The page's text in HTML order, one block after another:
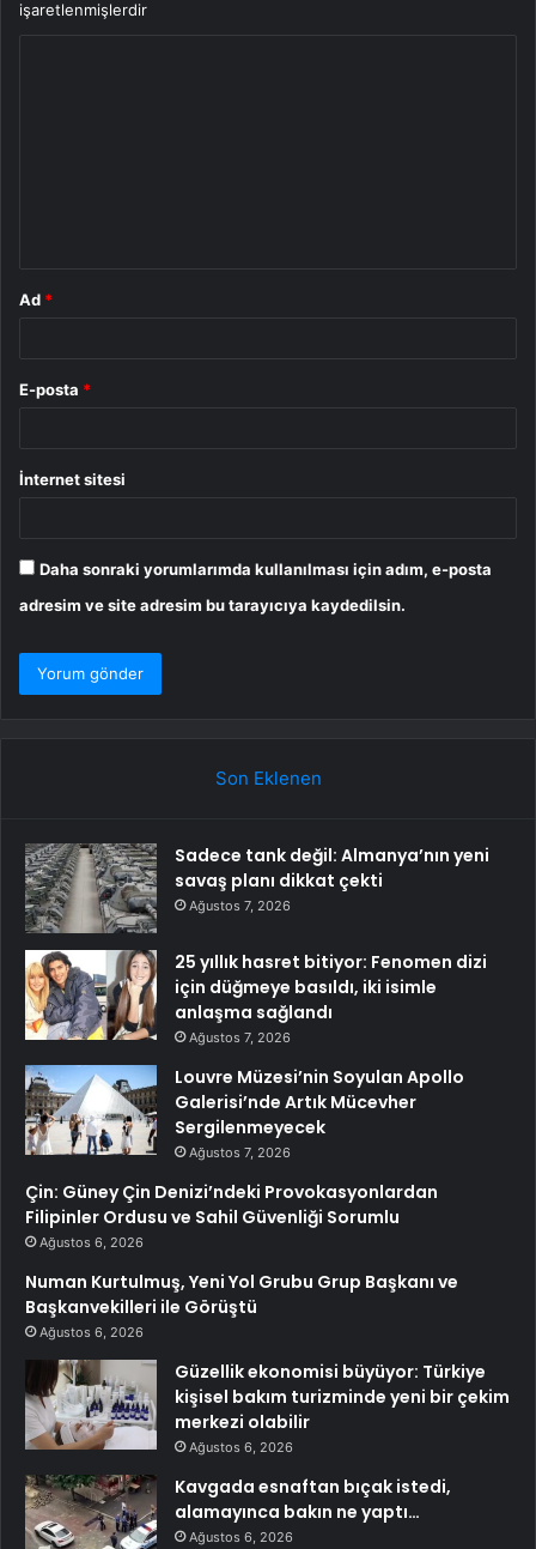
işaretlenmişlerdir
Ad *
E-posta *
İnternet sitesi
Daha sonraki yorumlarımda kullanılması için adım, e-posta
adresim ve site adresim bu tarayıcıya kaydedilsin.
Son Eklenen
Sadece tank değil: Almanya’nın yeni
savaş planı dikkat çekti
Ağustos 7, 2026
25 yıllık hasret bitiyor: Fenomen dizi
için düğmeye basıldı, iki isimle
anlaşma sağlandı
Ağustos 7, 2026
Louvre Müzesi’nin Soyulan Apollo
Galerisi’nde Artık Mücevher
Sergilenmeyecek
Ağustos 7, 2026
Çin: Güney Çin Denizi’ndeki Provokasyonlardan
Filipinler Ordusu ve Sahil Güvenliği Sorumlu
Ağustos 6, 2026
Numan Kurtulmuş, Yeni Yol Grubu Grup Başkanı ve
Başkanvekilleri ile Görüştü
Ağustos 6, 2026
Güzellik ekonomisi büyüyor: Türkiye
kişisel bakım turizminde yeni bir çekim
merkezi olabilir
Ağustos 6, 2026
Kavgada esnaftan bıçak istedi,
alamayınca bakın ne yaptı…
Ağustos 6, 2026